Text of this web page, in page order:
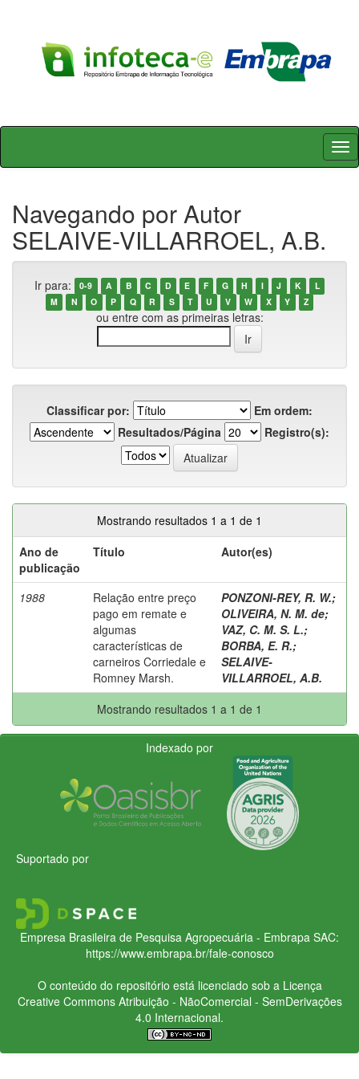
Skip
Navegando por Autor
SELAIVE-VILLARROEL, A.B.
Ir para: 0-9 A B C D E F G H I J K
L
M
N O P Q R S T U V W X Y Z
ou entre com as primeiras letras:
Classificar por:
Em ordem:
Resultados/Página
Registro(s):
Mostrando resultados 1 a 1 de 1
Ano de
publicação
Título Autor(es)
1988
Relação entre preço
pago em remate e
algumas
características de
carneiros Corriedale e
Romney Marsh.
PONZONI-REY, R. W.;
OLIVEIRA, N. M. de;
VAZ, C. M. S. L.;
BORBA, E. R.;
SELAIVE-
VILLARROEL, A.B.
Mostrando resultados 1 a 1 de 1
Indexado por
Suportado por
Empresa Brasileira de Pesquisa Agropecuária - Embrapa SAC:
https://www.embrapa.br/fale-conosco
O conteúdo do repositório está licenciado sob a Licença
Creative CommonsAtribuição - NãoComercial - SemDerivações
4.0 Internacional.